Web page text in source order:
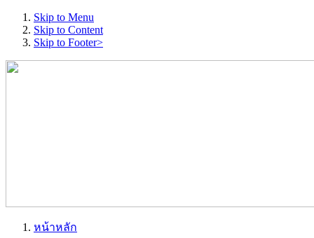
Skip to Menu
Skip to Content
Skip to Footer>
หน้าหลัก